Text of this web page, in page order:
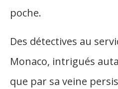
poche.
Des détectives au
Monaco, intrigués
que par sa veine